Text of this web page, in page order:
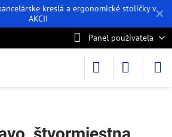
✕
kreslá a ergonomické stoličky v
AKCII
Panel používateľa